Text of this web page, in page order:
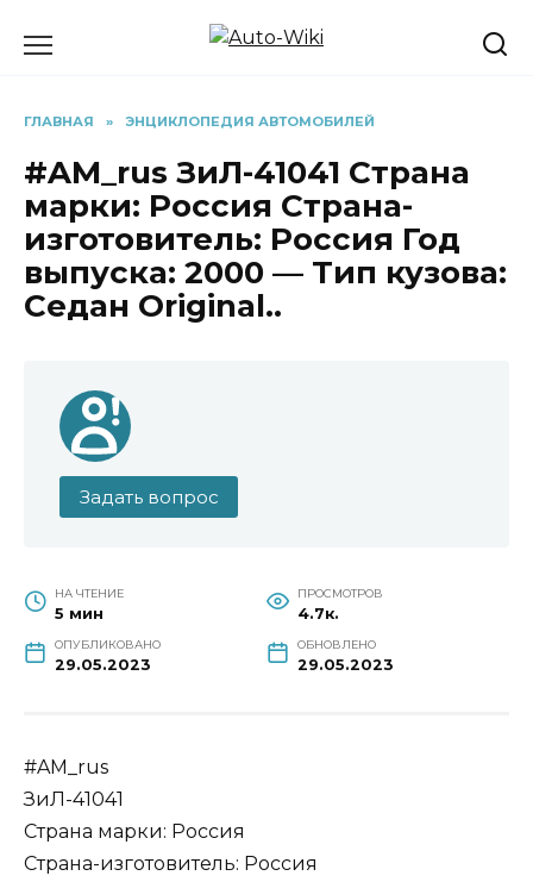
ГЛАВНАЯ » ЭНЦИКЛОПЕДИЯ АВТОМОБИЛЕЙ
#AM_rus ЗиЛ-41041 Страна
марки: Россия Страна-
изготовитель: Россия Год
выпуска: 2000 — Тип кузова:
Седан Original..
Задать вопрос
НА ЧТЕНИЕ
5 мин
ПРОСМОТРОВ
4.7к.
ОПУБЛИКОВАНО
29.05.2023
ОБНОВЛЕНО
29.05.2023
#AM_rus
ЗиЛ-41041
Страна марки: Россия
Страна-изготовитель: Россия